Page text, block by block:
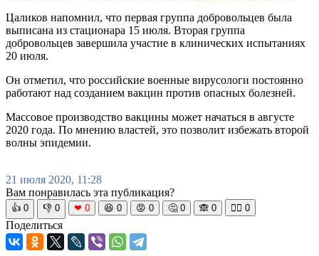
Цаликов напомнил, что первая группа добровольцев была
выписана из стационара 15 июля. Вторая группа
добровольцев завершила участие в клинических испытаниях
20 июля.
Он отметил, что российские военные вирусологи постоянно
работают над созданием вакцин против опасных болезней.
Массовое производство вакцины может начаться в августе
2020 года. По мнению властей, это позволит избежать второй
волны эпидемии.
21 июля 2020, 11:28
Вам понравилась эта публикация?
👍 0 👎 0 ❤ 0 😆 0 😡 0 🤔 0 🙈 0 🧘‍♀️ 0
Поделиться